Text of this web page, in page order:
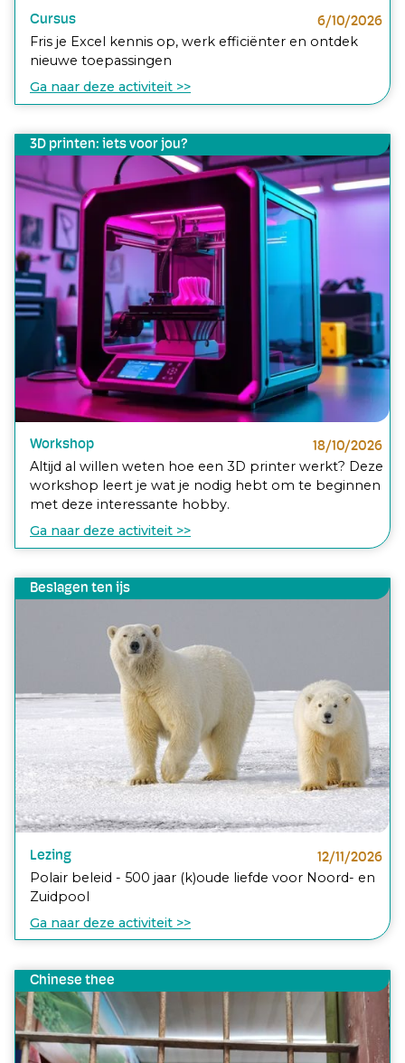
Cursus 6/10/2026
Fris je Excel kennis op, werk efficiënter en ontdek
nieuwe toepassingen
Ga naar deze activiteit >>
3D printen: iets voor jou?
Workshop 18/10/2026
Altijd al willen weten hoe een 3D printer werkt? Deze
workshop leert je wat je nodig hebt om te beginnen
met deze interessante hobby.
Ga naar deze activiteit >>
Beslagen ten ijs
Lezing 12/11/2026
Polair beleid - 500 jaar (k)oude liefde voor Noord- en
Zuidpool
Ga naar deze activiteit >>
Chinese thee